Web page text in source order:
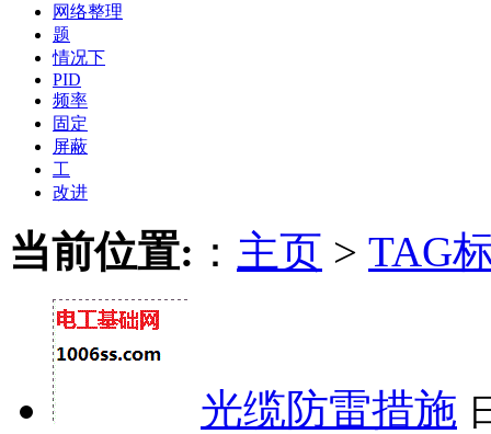
网络整理
题
情况下
PID
频率
固定
屏蔽
工
改进
当前位置: ： 主页 > TAG
光缆防雷措施